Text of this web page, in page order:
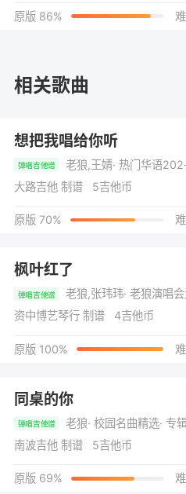
原版 86%
相关歌曲
想把我唱给你听
弹唱吉他谱 老狼,王婧· 热门华语202
大路吉他 制谱 5吉他币
原版 70%
枫叶红了
弹唱吉他谱 老狼,张玮玮
资中博艺琴行 制谱 4吉他币
原版 100%
同桌的你
弹唱吉他谱 老狼· 校园名曲精选· 专
南波吉他 制谱 5吉他币
原版 69%